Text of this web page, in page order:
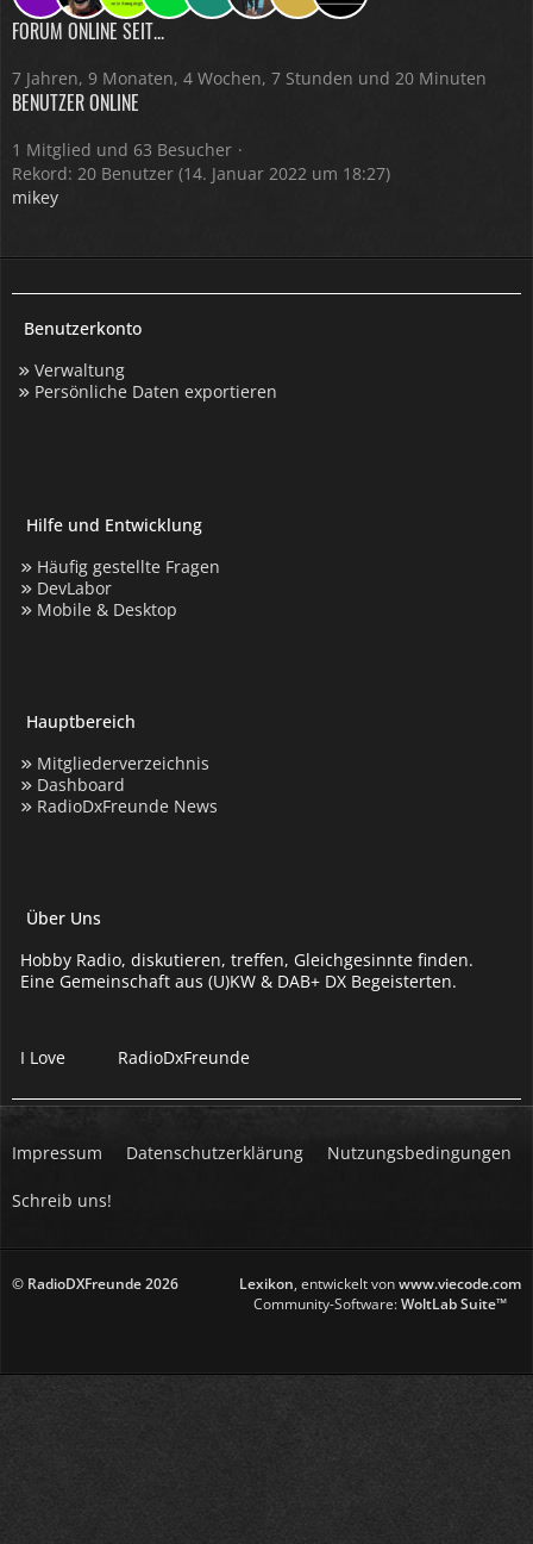
FORUM ONLINE SEIT...
7 Jahren, 9 Monaten, 4 Wochen, 7 Stunden und 20 Minuten
BENUTZER ONLINE
1 Mitglied und 63 Besucher
Rekord: 20 Benutzer (14. Januar 2022 um 18:27)
mikey
Benutzerkonto
Verwaltung
Persönliche Daten exportieren
Hilfe und Entwicklung
Häufig gestellte Fragen
DevLabor
Mobile & Desktop
Hauptbereich
Mitgliederverzeichnis
Dashboard
RadioDxFreunde News
Über Uns
Hobby Radio, diskutieren, treffen, Gleichgesinnte finden.
Eine Gemeinschaft aus (U)KW & DAB+ DX Begeisterten.
I Love RadioDxFreunde
Impressum Datenschutzerklärung Nutzungsbedingungen
Schreib uns!
© RadioDXFreunde2026 Lexikon, entwickelt vonwww.viecode.com
Community-Software:WoltLab Suite™